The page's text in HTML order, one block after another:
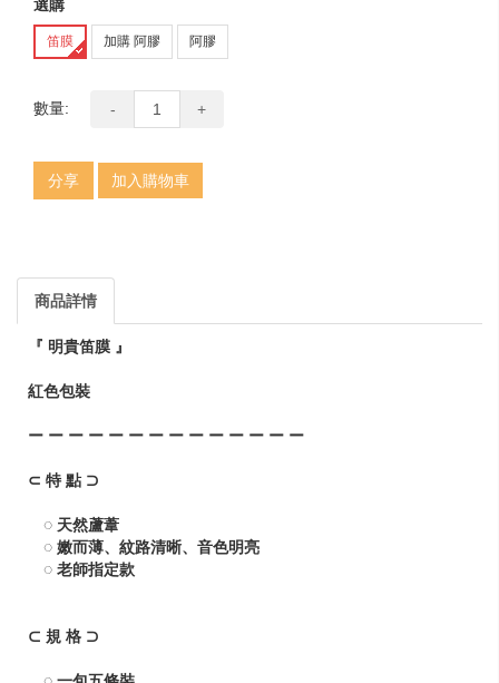
選購
笛膜 加購 阿膠 阿膠
數量: - +
分享 加入購物車
商品詳情
『 明貴笛膜 』
紅色包裝
ー ー ー ー ー ー ー ー ー ー ー ー ー ー
⊂ 特 點 ⊃
◌ 天然蘆葦
◌ 嫩而薄、紋路清晰、音色明亮
◌ 老師指定款
⊂ 規 格 ⊃